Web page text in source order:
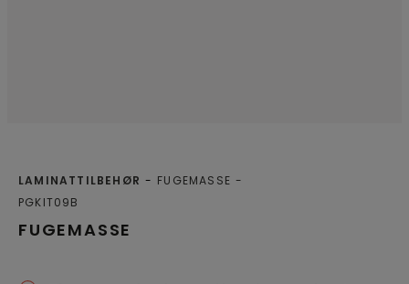
FUGEMASSE
LAMINATTILBEHØR
FUGEMASSE
PGKIT09B